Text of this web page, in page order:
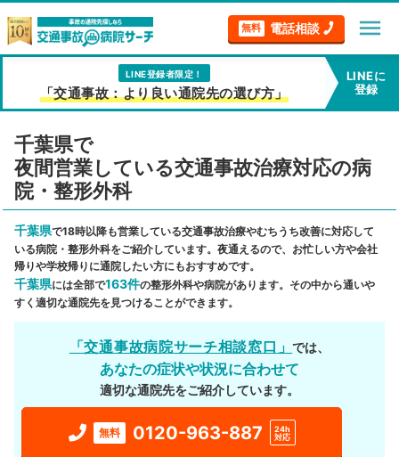
無料 電話相談 menu
LINE登録者限定！
「交通事故：より良い通院先の選び方」
LINEに
登録
千葉県で
夜間営業している交通事故治療対応の病
院・整形外科
千葉県で18時以降も営業している交通事故治療やむちうち改善に対応して
いる病院・整形外科をご紹介しています。夜通えるので、お忙しい方や会社
帰りや学校帰りに通院したい方にもおすすめです。
千葉県には全部で163件の整形外科や病院があります。その中から通いや
すく適切な通院先を見つけることができます。
「交通事故病院サーチ相談窓口」では、
あなたの症状や状況に合わせて
適切な通院先をご紹介しています。
無料 0120-963-887
24h
対応